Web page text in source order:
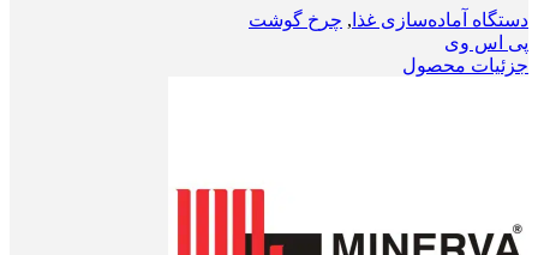
دستگاه آماده‌سازی غذا , چرخ گوشت
پی اس وی
جزئیات محصول